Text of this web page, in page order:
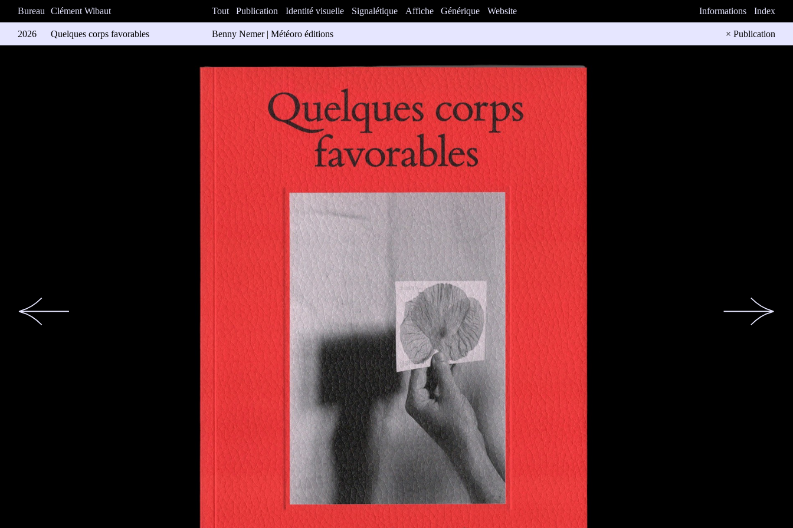
Bureau Clément Wibaut Tout Publication Identité visuelle Signalétique Affiche Générique Website Informations Index
2026 Quelques corps favorables Benny Nemer | Météoro éditions
Benny Nemer, avec des photographies d'Hervé Bossy. L'ouvrage retrace les méandres de
l’engagement de longue date de Benny Nemer avec la collection de cartes postales du photographe
et écrivain Hervé Guibert, qui aurait été distribuée à ses amis après sa mort du sida en 1991. Cet
ouvrage s’inspire du roman-photo de Guibert publié en 1980, “Suzanne et Louise“.
Météoro éditions
Impression: Media Graphic
96 pages (18 × 24 cm)
ISBN: 978-9-08352981-3
× Publication